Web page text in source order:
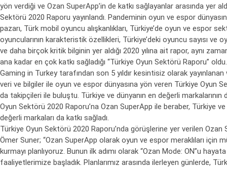
yön verdiği ve Ozan SuperApp’in de katkı sağlayanlar arasında yer
Sektörü 2020 Raporu yayınlandı. Pandeminin oyun ve espor
pazarı, Türk mobil oyuncu alışkanlıkları, Türkiye’de oyun ve espor
oyuncularının karakteristik özellikleri, Türkiye’deki oyuncu sayısı ve
ve daha birçok kritik bilginin yer aldığı 2020 yılına ait rapor, aynı
ana kadar en çok katkı sağladığı “Türkiye Oyun Sektörü Raporu” oldu.
Gaming in Turkey tarafından son 5 yıldır kesintisiz olarak
veri ve bilgiler ile oyun ve espor dünyasına yön veren Türkiye Oyun
da takipçileri ile buluştu. Türkiye ve dünyanın en değerli markalarının
Oyun Sektörü 2020 Raporu’na Ozan SuperApp ile beraber, Türkiye ve
değerli markaları da katkı sağladı.
Türkiye Oyun Sektörü 2020 Raporu’nda görüşlerine yer verilen Ozan
Ömer Suner; “Ozan SuperApp olarak oyun ve espor meraklıları için
kurmayı planlıyoruz. Bunun ilk adımı olarak “Ozan Mode: ON”u
faaliyetlerimize başladık. Planlarımız arasında ilerleyen günlerde,